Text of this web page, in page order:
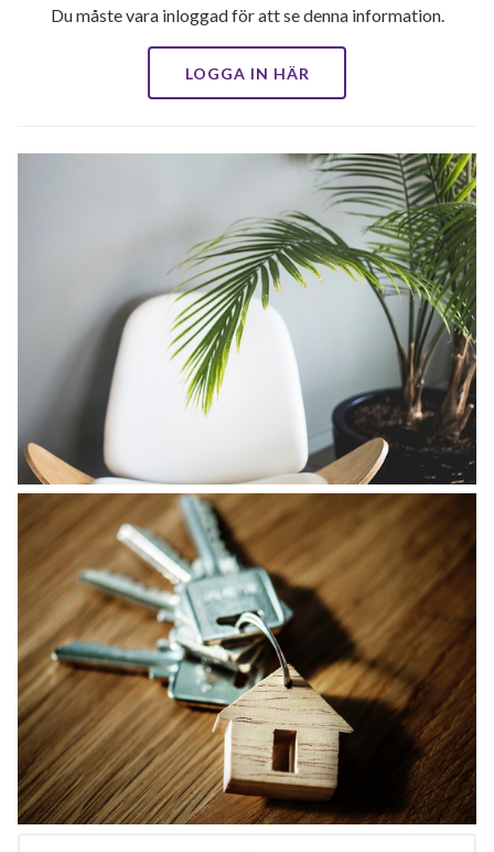
Du måste vara inloggad för att se denna information.
LOGGA IN HÄR